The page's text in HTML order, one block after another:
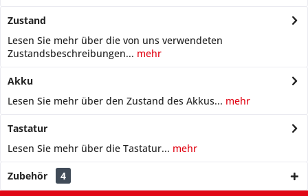
Zustand
Lesen Sie mehr über die von uns verwendeten
Zustandsbeschreibungen... mehr
Akku
Lesen Sie mehr über den Zustand des Akkus... mehr
Tastatur
Lesen Sie mehr über die Tastatur... mehr
Zubehör 4